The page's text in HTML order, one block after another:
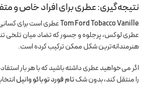
نتیجه‌گیری: عطری برای افراد خاص و
Tom Ford Tobacco Vanilleعطری است برای
عطری لوکس، پرجلوه و جسور که تضاد میان تلخی
هنرمندانه‌ترین شکل ممکن ترکیب کرده است.
اگر می‌خواهید عطری داشته باشید که با هر بار
را منتقل کند، بدون شکتام فورد توباکو وانیل